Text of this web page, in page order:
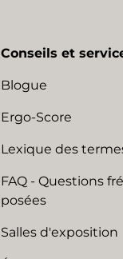
Conseils et
Blogue
Ergo-Score
Lexique des
FAQ - Questions
posées
Salles d'exposition